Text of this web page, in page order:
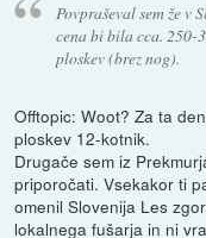
Povpraševal sem že
cena bi bila cca. 250-
ploskev (brez nog).
Offtopic: Woot? Za ta
ploskev 12-kotnik.
Drugače sem iz
priporočati. Vsekakor ti
omenil Slovenija Les
lokalnega fušarja in ni